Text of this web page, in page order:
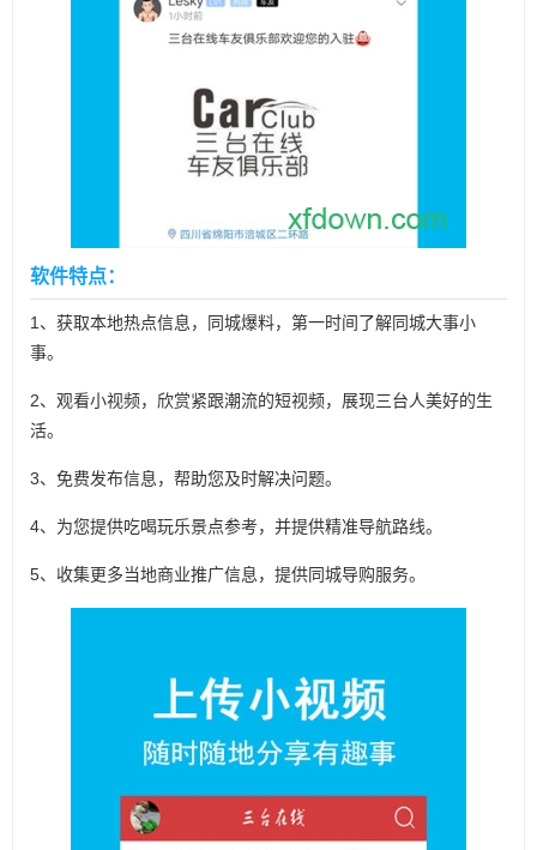
软件特点：
1、获取本地热点信息，同城爆料，第一时间了解同城大事小
事。
2、观看小视频，欣赏紧跟潮流的短视频，展现三台人美好的生
活。
3、免费发布信息，帮助您及时解决问题。
4、为您提供吃喝玩乐景点参考，并提供精准导航路线。
5、收集更多当地商业推广信息，提供同城导购服务。